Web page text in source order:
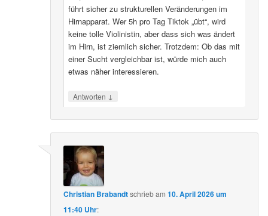
führt sicher zu strukturellen Veränderungen im
Hirnapparat. Wer 5h pro Tag Tiktok „übt“, wird
keine tolle Violinistin, aber dass sich was ändert
im Hirn, ist ziemlich sicher. Trotzdem: Ob das mit
einer Sucht vergleichbar ist, würde mich auch
etwas näher interessieren.
Antworten ↓
Christian Brabandtschriebam10. April 2026 um
11:40 Uhr: